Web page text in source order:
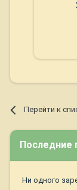
Перейти к
Последние
Ни одного